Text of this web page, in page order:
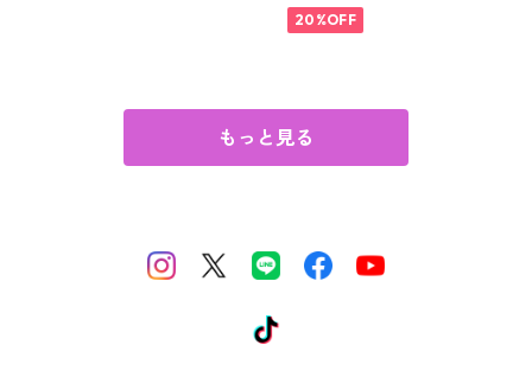
20%OFF
もっと見る